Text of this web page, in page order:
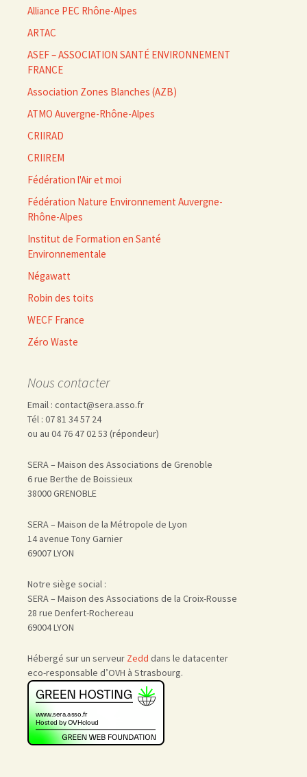
Alliance PEC Rhône-Alpes
ARTAC
ASEF – ASSOCIATION SANTÉ ENVIRONNEMENT
FRANCE
Association Zones Blanches (AZB)
ATMO Auvergne-Rhône-Alpes
CRIIRAD
CRIIREM
Fédération l'Air et moi
Fédération Nature Environnement Auvergne-
Rhône-Alpes
Institut de Formation en Santé
Environnementale
Négawatt
Robin des toits
WECF France
Zéro Waste
Nous contacter
Email : contact@sera.asso.fr
Tél : 07 81 34 57 24
ou au 04 76 47 02 53 (répondeur)
SERA – Maison des Associations de Grenoble
6 rue Berthe de Boissieux
38000 GRENOBLE
SERA – Maison de la Métropole de Lyon
14 avenue Tony Garnier
69007 LYON
Notre siège social :
SERA – Maison des Associations de la Croix-Rousse
28 rue Denfert-Rochereau
69004 LYON
Hébergé sur un serveur Zedd dans le datacenter
eco-responsable d’OVH à Strasbourg.